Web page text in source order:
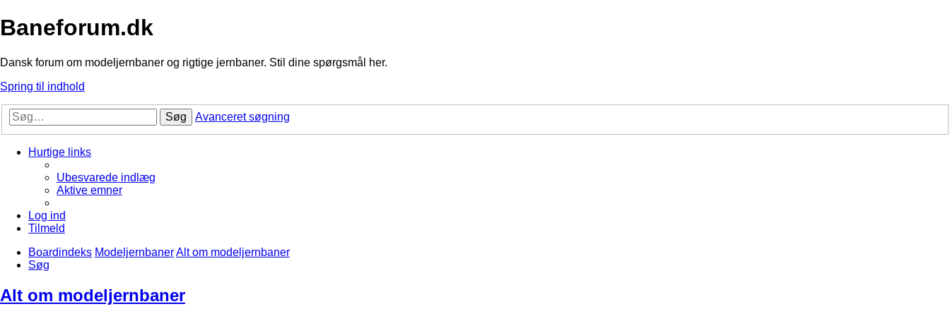
Baneforum.dk
Dansk forum om modeljernbaner og rigtige jernbaner. Stil dine spørgsmål her.
Spring til indhold
Søg Avanceret søgning
Hurtige links
Ubesvarede indlæg
Aktive emner
Log ind
Tilmeld
Boardindeks ModeljernbanerAlt om modeljernbaner
Søg
Alt om modeljernbaner